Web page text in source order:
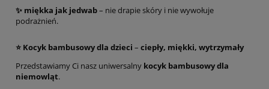
✨ miękka jak jedwab– nie drapie skóry i nie wywołuje
podrażnień.
⭐ Kocyk bambusowy dla dzieci – ciepły, miękki, wytrzymały
Przedstawiamy Ci nasz uniwersalny kocyk bambusowy dla
niemowląt.